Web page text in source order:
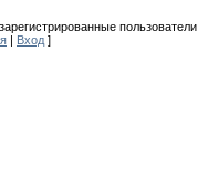
пользователи.
| Вход ]